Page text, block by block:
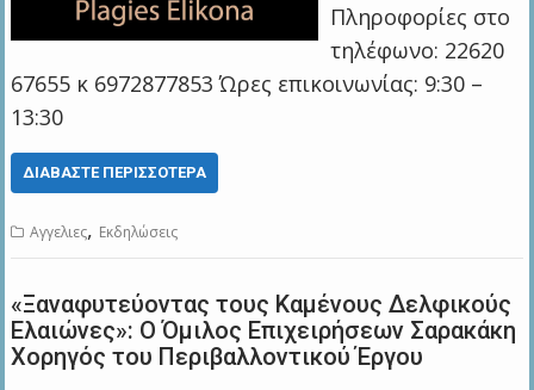
Πληροφορίες στο
τηλέφωνο: 22620
67655 κ 6972877853 Ώρες επικοινωνίας: 9:30 –
13:30
ΔΙΑΒΆΣΤΕ ΠΕΡΙΣΣΌΤΕΡΑ
Αγγελιες, Εκδηλώσεις
«Ξαναφυτεύοντας τους Καμένους Δελφικούς
Ελαιώνες»: Ο Όμιλος Επιχειρήσεων Σαρακάκη
Χορηγός του Περιβαλλοντικού Έργου